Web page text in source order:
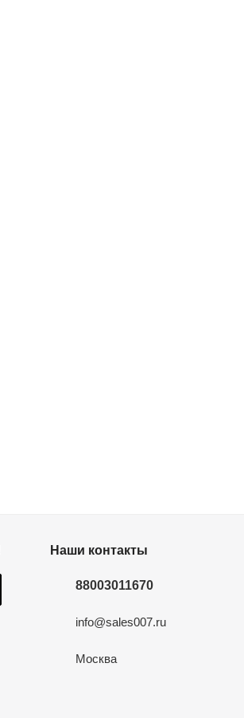
Наши контакты
88003011670
info@sales007.ru
Москва